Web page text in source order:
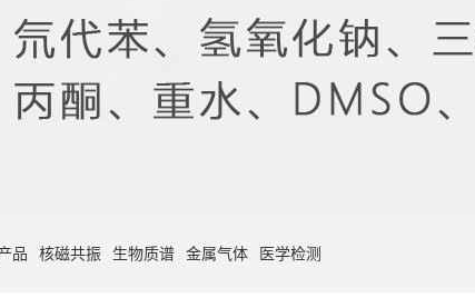
品 核磁共振 生物质谱 金属气体 医学检测